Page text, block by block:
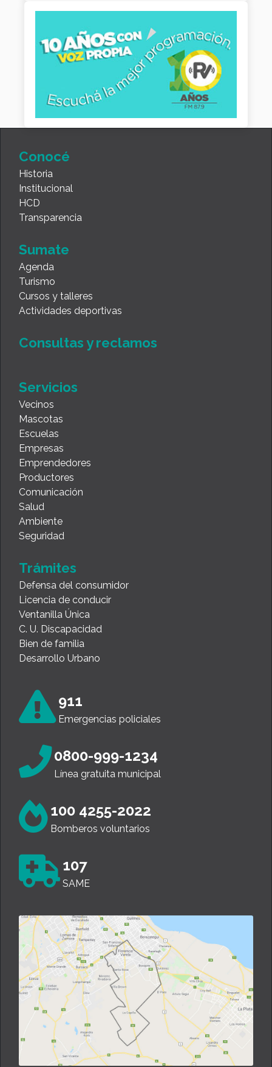
Conocé
Historia
Institucional
HCD
Transparencia
Sumate
Agenda
Turismo
Cursos y talleres
Actividades deportivas
Consultas y reclamos
Servicios
Vecinos
Mascotas
Escuelas
Empresas
Emprendedores
Productores
Comunicación
Salud
Ambiente
Seguridad
Trámites
Defensa del consumidor
Licencia de conducir
Ventanilla Única
C. U. Discapacidad
Bien de familia
Desarrollo Urbano
911
Emergencias policiales
0800-999-1234
Línea gratuita municipal
100 4255-2022
Bomberos voluntarios
107
SAME